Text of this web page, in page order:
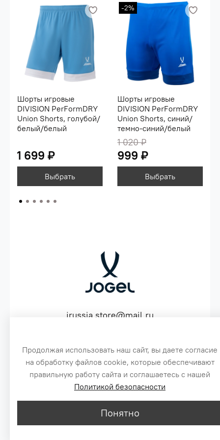
влагоотведение\nвысокая скорость
высыхания\nлегкий
материал\nХарактеристики:\nСостав: 100%
полиэстер, Interlock 140 г\nЦвет: голубой/белый/
белый\nРазмер: YS, YM, YL, XS, S, M, L, XL,
XXL\nСтрана производства: Китай
Шорты игровые
DIVISION PerFormDRY
Union Shorts, голубой/
белый/белый
1 699 ₽
Выбрать
-2%
Шорты игровые
DIVISION PerFormDRY
Union Shorts, синий/
темно-синий/белый
1 020 ₽
999 ₽
Выбрать
jrussia.store@mail.ru
Сайт создан специально по заказу, для оптовых продаж бренда Jogel
© 2016-2026
Продолжая использовать наш сайт, вы даете согласие
на обработку файлов cookie, которые обеспечивают
правильную работу сайта и соглашаетесь с нашей
Политикой безопасности
Понятно
3